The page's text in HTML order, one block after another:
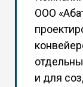
ООО
и для